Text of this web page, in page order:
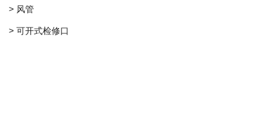
> 风管
> 可开式检修口